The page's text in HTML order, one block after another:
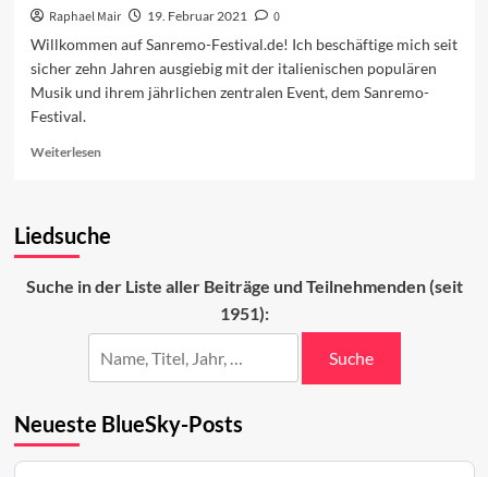
Raphael Mair 19. Februar 2021
0
Willkommen auf Sanremo-Festival.de! Ich beschäftige mich seit
sicher zehn Jahren ausgiebig mit der italienischen populären
Musik und ihrem jährlichen zentralen Event, dem Sanremo-
Festival.
WeiterlesenRead
dieser
Liedsuche
Suche in der Liste aller Beiträge und Teilnehmenden (seit
1951):
Suche
Neueste BlueSky-Posts